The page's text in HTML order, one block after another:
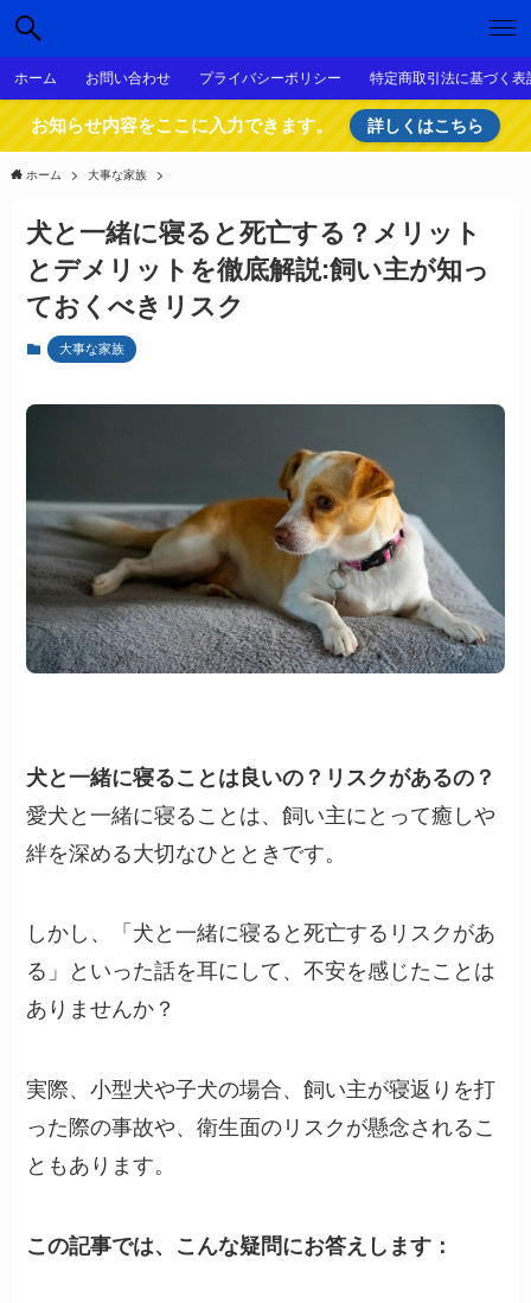
ホーム お問い合わせ プライバシーポリシー 特定商取引法に基づく表
お知らせ内容をここに入力できます。 詳しくはこちら
ホーム 大事な家族
犬と一緒に寝ると死亡する？メリット
とデメリットを徹底解説:飼い主が知っ
ておくべきリスク
大事な家族
犬と一緒に寝ることは良いの？リスクがあるの？
愛犬と一緒に寝ることは、飼い主にとって癒しや
絆を深める大切なひとときです。
しかし、「犬と一緒に寝ると死亡するリスクがあ
る」といった話を耳にして、不安を感じたことは
ありませんか？
実際、小型犬や子犬の場合、飼い主が寝返りを打
った際の事故や、衛生面のリスクが懸念されるこ
ともあります。
この記事では、こんな疑問にお答えします：